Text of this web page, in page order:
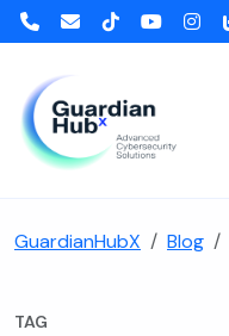
GuardianHubX Blog
TAG